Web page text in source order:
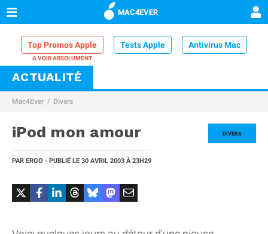
MAC4EVER
Top Promos Apple Tests Apple Antivirus Mac
VPN Mac
Comparatif iPhone
ACTUALITÉ
Mac4Ever Divers
DIVERS
iPod mon amour
PAR ERGO - PUBLIÉ LE 30 AVRIL 2003 À 23H29